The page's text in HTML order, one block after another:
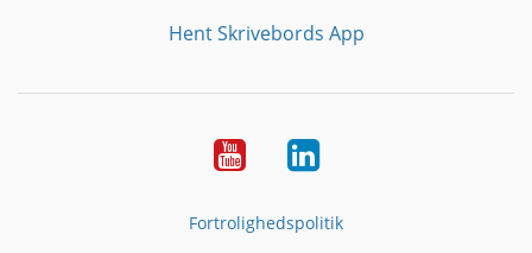
Hent Skrivebords App
YouTubeLinkedIn
Fortrolighedspolitik